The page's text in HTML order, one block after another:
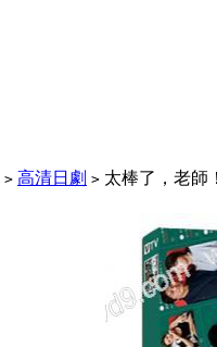
> 高清日劇 > 太棒了，老師